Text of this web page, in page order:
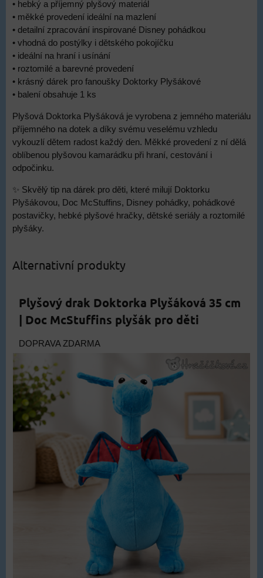
• hebký a příjemný plyšový materiál
• měkké provedení ideální na mazlení
• detailní zpracování inspirované Disney pohádkou
• vhodná do postýlky i dětského pokojíčku
• ideální na hraní i usínání
• roztomilé a barevné provedení
• krásný dárek pro fanoušky Doktorky Plyšákové
• balení obsahuje 1 ks
Plyšová Doktorka Plyšáková je vyrobena z jemného materiálu
příjemného na dotek a díky svému veselému vzhledu
vykouzlí dětem radost každý den. Měkké provedení z ní dělá
oblíbenou plyšovou kamarádku při hraní, cestování i
odpočinku.
✨ Skvělý tip na dárek pro děti, které milují Doktorku
Plyšákovou, Doc McStuffins, Disney pohádky, pohádkové
postavičky, hebké plyšové hračky, dětské seriály a roztomilé
plyšáky.
Alternativní produkty
Plyšový drak Doktorka Plyšáková 35 cm
| Doc McStuffins plyšák pro děti
DOPRAVA ZDARMA